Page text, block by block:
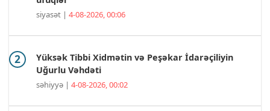
siyasət | 4-08-2026, 00:06
Yüksək Tibbi Xidmətin və Peşəkar İdarəçiliyin
Uğurlu Vəhdəti
səhiyyə | 4-08-2026, 00:02